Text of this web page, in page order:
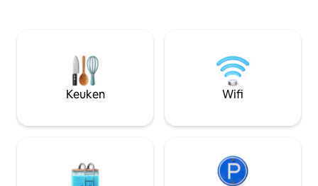
een uitje. Onze accommodatie is een
terrein van 3 hectare met
woestijnflora/-fauna, sterren en rust,
maar toch op slechts 16 mijl van UA.
een smaak van het leven op de ranch.
Geniet van een
bergen, de stad,
hemel om naar
lokale paden
Keuken Wifi